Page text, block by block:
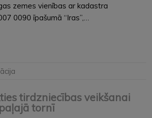
zemes vienības ar kadastra
0090 īpašumā “Iras”,…
tirdzniecības veikšanai
tornī